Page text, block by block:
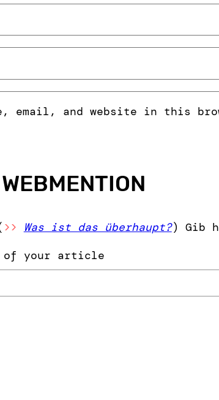
email, and website in this
>> Was ist das überhaupt?) Gib
of your article